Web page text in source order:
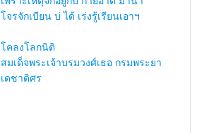
โจรจักเบียน บ่ ได้ เร่งรู้เรียนเอาฯ
โคลงโลกนิติ
สมเด็จพระเจ้าบรมวงศ์เธอ กรมพระยา
เดชาดิศร